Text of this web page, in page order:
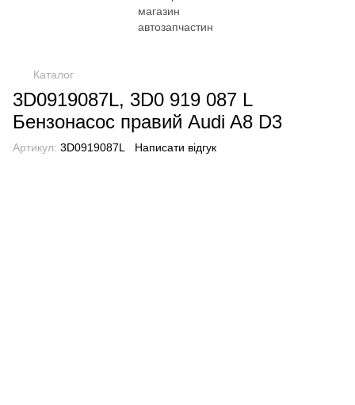
Каталог
3D0919087L, 3D0 919 087 L
Бензонасос правий Audi A8 D3
Артикул: 3D0919087L Написати відгук